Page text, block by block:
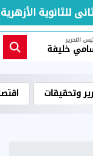
التحرير
خليفة
وتحقيقات